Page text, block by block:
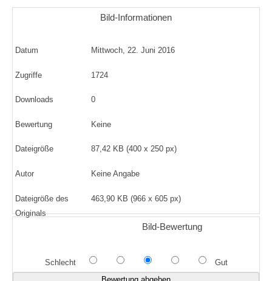
Bild-Informationen
Datum Mittwoch, 22. Juni 2016
Zugriffe 1724
Downloads 0
Bewertung Keine
Dateigröße 87,42 KB (400 x 250 px)
Autor Keine Angabe
Dateigröße des
Originals
463,90 KB (966 x 605 px)
Bild-Bewertung
Schlecht Gut